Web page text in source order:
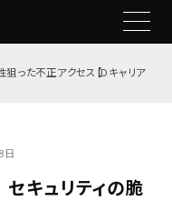
った不正アクセス【Dキャリア
日
キュリティの脆